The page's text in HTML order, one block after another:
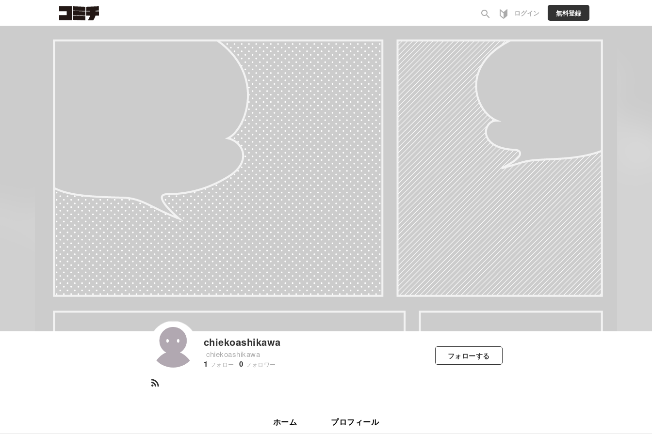
search ログイン 無料登録
chiekoashikawa
chiekoashikawa
1 フォロー 0 フォロワー
フォローする
rss_feed
ホーム プロフィール